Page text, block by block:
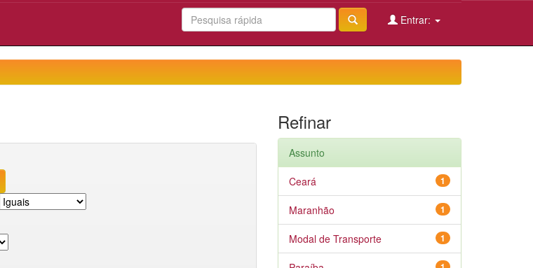
Entrar:
Refinar
Assunto
1
Ceará
1
Maranhão
1
Modal de Transporte